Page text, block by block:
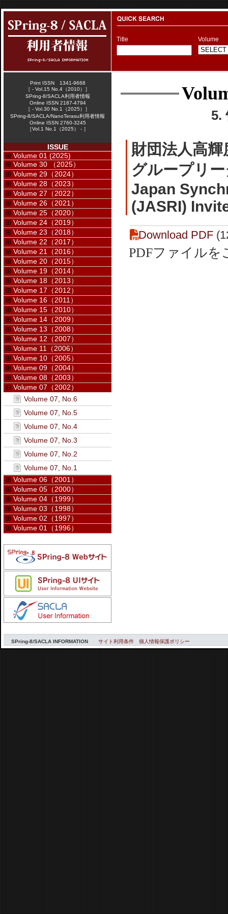
Title Volume
5.
財団法人高
グループリ
Japan
(JASRI)
Download PDF
PDFファイルを
Print ISSN 1341-9668
［ - Vol.15 No.4（2010）］
SPring-8/SACLA利用者情報
Online ISSN 2187-4794
［ - Vol.30 No.1（2025）］
SPring-8/SACLA/NanoTerasu利用者情報
Online ISSN 2760-3245
［Vol.1 No.1（2025） - ］
ISSUE
Volume 01 (2025)
Volume 30 （2025）
Volume 29（2024）
Volume 28（2023）
Volume 27（2022）
Volume 26（2021）
Volume 25（2020）
Volume 24（2019）
Volume 23（2018）
Volume 22（2017）
Volume 21（2016）
Volume 20（2015）
Volume 19（2014）
Volume 18（2013）
Volume 17（2012）
Volume 16（2011）
Volume 15（2010）
Volume 14（2009）
Volume 13（2008）
Volume 12（2007）
Volume 11（2006）
Volume 10（2005）
Volume 09（2004）
Volume 08（2003）
Volume 07（2002）
Volume 07, No.6
Volume 07, No.5
Volume 07, No.4
Volume 07, No.3
Volume 07, No.2
Volume 07, No.1
Volume 06（2001）
Volume 05（2000）
Volume 04（1999）
Volume 03（1998）
Volume 02（1997）
Volume 01（1996）
SPring-8/SACLA INFORMATION サイト利用条件 個人情報保護ポリシー